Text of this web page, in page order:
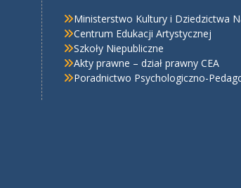
Ministerstwo Kultury i Dziedzictwa
Centrum Edukacji Artystycznej
Szkoły Niepubliczne
Akty prawne – dział prawny CEA
Poradnictwo Psychologiczno-